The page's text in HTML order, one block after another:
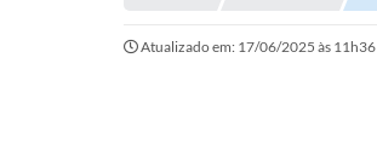
Atualizado em: 17/06/2025 às 11h36